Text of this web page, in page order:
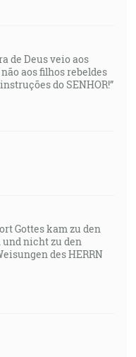
de Deus veio aos
aos filhos rebeldes
do SENHOR!”
Gottes kam zu den
und nicht zu den
des HERRN